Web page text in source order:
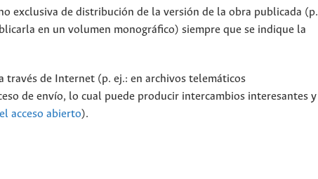
exclusiva de distribución de la versión de la obra publicada (p.
en un volumen monográfico) siempre que se indique la
través de Internet (p. ej.: en archivos telemáticos
de envío, lo cual puede producir intercambios interesantes y
acceso abierto).